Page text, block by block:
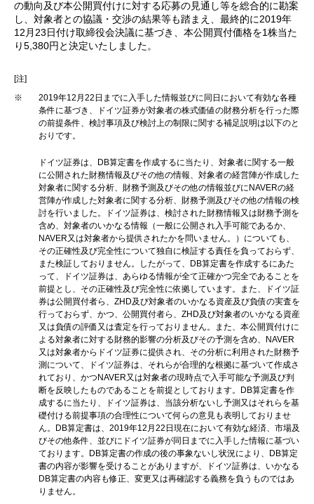
の動向及び本公開買付けに対する応募の見通し等を総合的に勘案
し、対象者との協議・交渉の結果等も踏まえ、最終的に2019年
12月23日付け取締役会決議に基づき、本公開買付価格を1株当た
り5,380円と決定いたしました。
[注]
※
2019年12月22日までに入手した情報並びに同日において有効な各種
条件に基づき、ドイツ証券が対象者の株式価値の財務分析を行った際
の前提条件、検討事項及び検討上の制限に関する補足説明は以下のと
おりです。
ドイツ証券は、DB算定書を作成するに当たり、対象者に関する一般
に公開された財務情報及びその他の情報、対象者の経営陣が作成した
対象者に関する分析、財務予測及びその他の情報並びにNAVERの経
営陣が作成した対象者に関する分析、財務予測及びその他の情報の検
討を行いました。ドイツ証券は、検討された財務情報又は財務予測を
含め、対象者のいかなる情報（一般に公開され入手可能であるか、
NAVER又は対象者から提供されたかを問いません。）についても、
その正確性及び完全性について独自に検証する責任を負っておらず、
また検証しておりません。したがって、DB算定書を作成するにあた
って、ドイツ証券は、あらゆる情報が全て正確かつ完全であることを
前提とし、その正確性及び完全性に依拠しています。また、ドイツ証
券は公開買付者ら、ZHD及び対象者のいかなる資産及び負債の実査を
行っておらず、かつ、公開買付者ら、ZHD及び対象者のいかなる資産
又は負債の評価又は査定を行っておりません。また、本公開買付けに
よる対象者に対する財務的影響の分析及びその予測を含め、NAVER
又は対象者からドイツ証券に提供され、その分析に利用された財務予
測について、ドイツ証券は、それらが合理的な根拠に基づいて作成さ
れており、かつNAVER又は対象者の現時点で入手可能な予測及び判
断を反映したものであることを前提としております。DB算定書を作
成するに当たり、ドイツ証券は、当該分析ないし予測又はそれらを基
礎付ける前提事項の合理性について何らの意見も表明しておりませ
ん。DB算定書は、2019年12月22日現在において有効な経済、市場及
びその他条件、並びにドイツ証券が同日までに入手した情報に基づい
ております。DB算定書の作成の後の事象ないし状況により、DB算定
書の内容が影響を受けることがありますが、ドイツ証券は、いかなる
DB算定書の内容も修正、変更又は再確認する義務を負うものではあ
りません。